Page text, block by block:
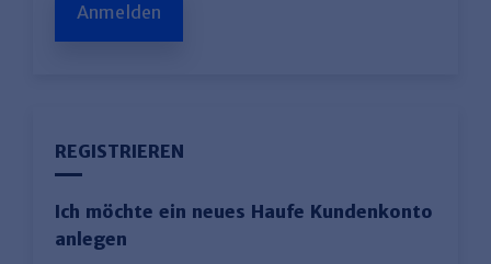
Anmelden
REGISTRIEREN
Ich möchte ein neues Haufe Kundenkonto
anlegen